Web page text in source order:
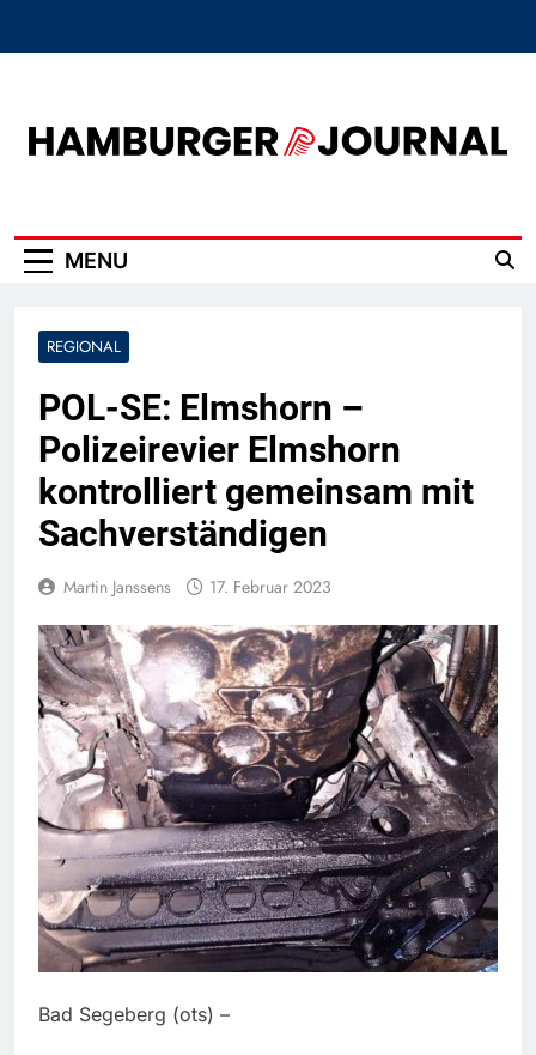
MENU
REGIONAL
POL-SE: Elmshorn –
Polizeirevier Elmshorn
kontrolliert gemeinsam mit
Sachverständigen
Martin Janssens 17. Februar 2023
Bad Segeberg (ots) –